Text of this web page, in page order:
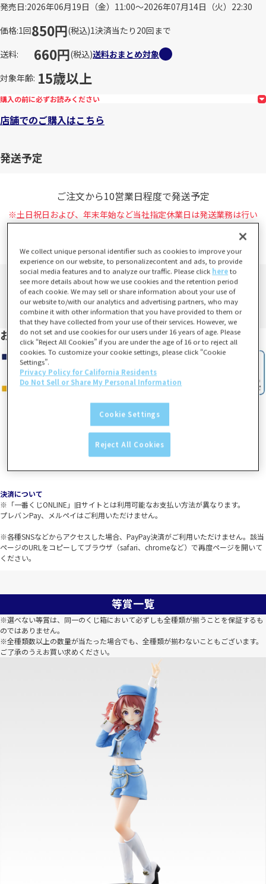
発売日 2026年06月19日（金）11:00～2026年07月14日（火）22:30
価格 1回850円(税込)1決済当たり20回まで
送料
660円(税込)送料おまとめ対象
対象年齢 15歳以上
購入の前に必ずお読みください
店舗でのご購入はこちら
発送予定
ご注文から10営業日程度で発送予定
※土日祝日および、年末年始など当社指定休業日は発送業務は行い
お支払い方法
決済について
※「一番くじONLINE」旧サイトとは利用可能なお支払い方法が異なります。
プレバンPay、メルペイはご利用いただけません。
※各種SNSなどからアクセスした場合、PayPay決済がご利用いただけません。該当
ページのURLをコピーしてブラウザ（safari、chromeなど）で再度ページを開いて
ください。
等賞一覧
※選べない等賞は、同一のくじ箱において必ずしも全種類が揃うことを保証するも
のではありません。
※全種類数以上の数量が当たった場合でも、全種類が揃わないこともございます。
ご了承のうえお買い求めください。
We collect unique personal identifier such as cookies to improve your
experience on our website, to personalizecontent and ads, to provide
social media features and to analyze our traffic. Please click hereto
see more details about how we use cookies and the retention period
of each cookie. We may sell or share information about your use of
our website to/with our analytics and advertising partners, who may
combine it with other information that you have provided to them or
that they have collected from your use of their services. However, we
do not set and use cookies for our users under 16 years of age. Please
click “Reject All Cookies” if you are under the age of 16 or to reject all
cookies. To customize your cookie settings, please click “Cookie
Settings”.
Privacy Policy for California Residents
Do Not Sell or Share My Personal Information
Cookie Settings
Reject All Cookies